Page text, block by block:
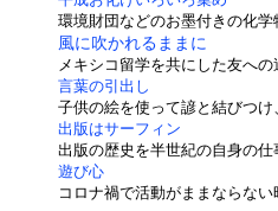
環境財団などのお墨付きの化
風に吹かれるままに
メキシコ留学を共にした友へ
言葉の引出し
子供の絵を使って諺と結びつ
出版はサーフィン
出版の歴史を半世紀の自身の
遊び心
コロナ禍で活動がままならな